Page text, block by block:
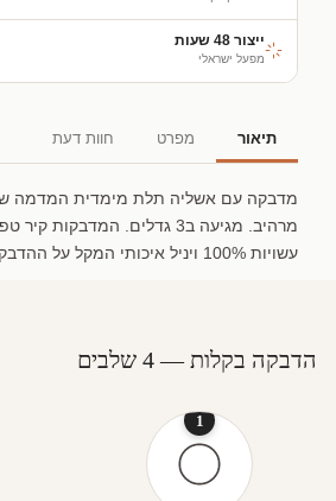
ייצור 48 שעות
מפעל ישראלי
תיאור מפרט חוות דעת
מדבקה עם אשליה תלת מימדית המדמה
מרהיב. מגיעה ב3 גדלים.
עשויות 100% ויניל איכותי המקל על ההדבקה, הניקוי וההסרה.
הדבקה בקלות — 4 שלבים
1